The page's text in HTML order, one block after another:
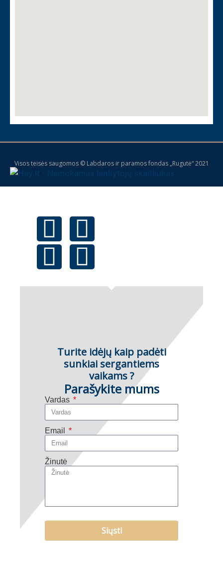
Visos teisės saugomos © Labdaros ir paramos fondas „Rugutė“ 2021
Turite idėjų kaip padėti
sunkiai sergantiems
vaikams ?
Parašykite mums
Vardas
Email
Žinutė
Siųsti